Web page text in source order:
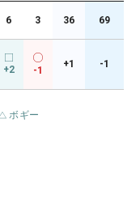
6 3 36 69
+2 -1
+1 -1
ボギー